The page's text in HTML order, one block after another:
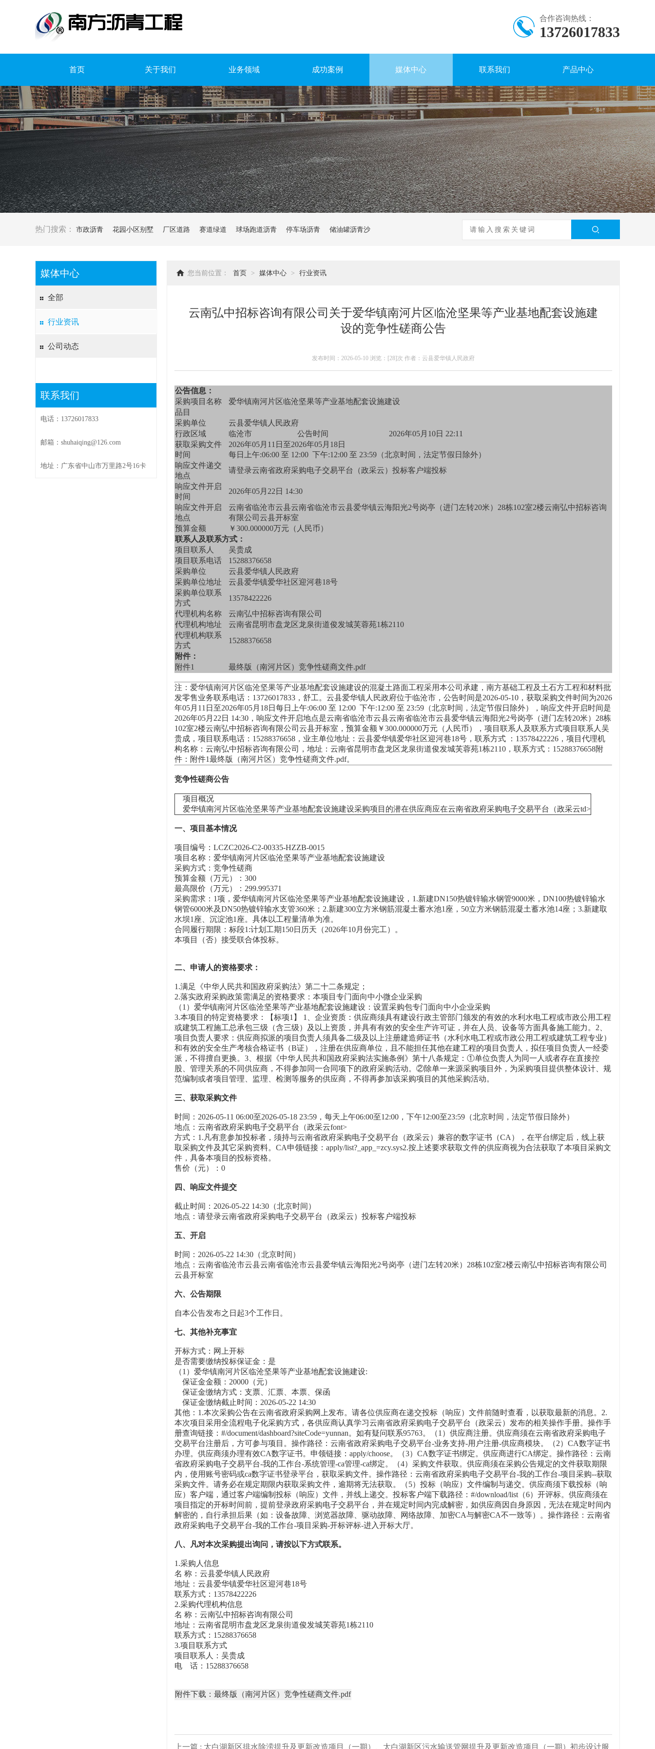
合作咨询热线：
13726017833
首页 关于我们 业务领域 成功案例 媒体中心 联系我们 产品中心
热门搜索： 市政沥青 花园小区别墅 厂区道路 赛道绿道 球场跑道沥青 停车场沥青 储油罐沥青沙
媒体中心
全部
行业资讯
公司动态
联系我们
电话：13726017833
邮箱：shuhaiqing@126.com
地址：广东省中山市万里路2号16卡
您当前位置： 首页 > 媒体中心 > 行业资讯
云南弘中招标咨询有限公司关于爱华镇南河片区临沧坚果等产业基地配套设施建
设的竞争性磋商公告
发布时间：2026-05-10 浏览：[28]次 作者：云县爱华镇人民政府
公告信息：
采购项目名称
爱华镇南河片区临沧坚果等产业基地配套设施建设
品目
采购单位
云县爱华镇人民政府
行政区域
临沧市 公告时间
2026年05月10日 22:11
获取采购文件
时间
2026年05月11日至2026年05月18日
每日上午:06:00 至 12:00 下午:12:00 至 23:59（北京时间，法定节假日除外）
响应文件递交
地点
请登录云南省政府采购电子交易平台（政采云）投标客户端投标
响应文件开启
时间
2026年05月22日 14:30
响应文件开启
地点
云南省临沧市云县云南省临沧市云县爱华镇云海阳光2号岗亭（进门左转20米）28栋102室2楼云南弘中招标咨询
有限公司云县开标室
预算金额
￥300.000000万元（人民币）
联系人及联系方式：
项目联系人
吴贵成
项目联系电话
15288376658
采购单位
云县爱华镇人民政府
采购单位地址
云县爱华镇爱华社区迎河巷18号
采购单位联系
方式
13578422226
代理机构名称
云南弘中招标咨询有限公司
代理机构地址
云南省昆明市盘龙区龙泉街道俊发城芙蓉苑1栋2110
代理机构联系
方式
15288376658
附件：
附件1
最终版（南河片区）竞争性磋商文件.pdf
注：爱华镇南河片区临沧坚果等产业基地配套设施建设的混凝土路面工程采用本公司承建，南方基础工程及土石方工程和材料批
发零售业务联系电话：13726017833，舒工。云县爱华镇人民政府位于临沧市，公告时间是2026-05-10，获取采购文件时间为2026
年05月11日至2026年05月18日每日上午:06:00 至 12:00 下午:12:00 至 23:59（北京时间，法定节假日除外），响应文件开启时间是
2026年05月22日 14:30，响应文件开启地点是云南省临沧市云县云南省临沧市云县爱华镇云海阳光2号岗亭（进门左转20米）28栋
102室2楼云南弘中招标咨询有限公司云县开标室，预算金额￥300.000000万元（人民币），项目联系人及联系方式项目联系人吴
贵成，项目联系电话：15288376658，业主单位地址：云县爱华镇爱华社区迎河巷18号，联系方式 ：13578422226，项目代理机
构名称：云南弘中招标咨询有限公司，地址：云南省昆明市盘龙区龙泉街道俊发城芙蓉苑1栋2110，联系方式：15288376658附
件：附件1最终版（南河片区）竞争性磋商文件.pdf。
竞争性磋商公告
项目概况
爱华镇南河片区临沧坚果等产业基地配套设施建设采购项目的潜在供应商应在云南省政府采购电子交易平台（政采云td>
一、项目基本情况
项目编号：LCZC2026-C2-00335-HZZB-0015
项目名称：爱华镇南河片区临沧坚果等产业基地配套设施建设
采购方式：竞争性磋商
预算金额（万元）：300
最高限价（万元）：299.995371
采购需求：1项，爱华镇南河片区临沧坚果等产业基地配套设施建设，1.新建DN150热镀锌输水钢管9000米，DN100热镀锌输水
钢管6000米及DN50热镀锌输水支管360米；2.新建300立方米钢筋混凝土蓄水池1座，50立方米钢筋混凝土蓄水池14座；3.新建取
水坝1座、沉淀池1座。具体以工程量清单为准。
合同履行期限：标段1:计划工期150日历天（2026年10月份完工）。
本项目（否）接受联合体投标。
二、申请人的资格要求：
1.满足《中华人民共和国政府采购法》第二十二条规定；
2.落实政府采购政策需满足的资格要求：本项目专门面向中小微企业采购
（1）爱华镇南河片区临沧坚果等产业基地配套设施建设：设置采购包专门面向中小企业采购
3.本项目的特定资格要求：【标项1】 1、企业资质：供应商须具有建设行政主管部门颁发的有效的水利水电工程或市政公用工程
或建筑工程施工总承包三级（含三级）及以上资质，并具有有效的安全生产许可证，并在人员、设备等方面具备施工能力。2、
项目负责人要求：供应商拟派的项目负责人须具备二级及以上注册建造师证书（水利水电工程或市政公用工程或建筑工程专业）
和有效的安全生产考核合格证书（B证），注册在供应商单位，且不能担任其他在建工程的项目负责人，拟任项目负责人一经委
派，不得擅自更换。3、根据《中华人民共和国政府采购法实施条例》第十八条规定：①单位负责人为同一人或者存在直接控
股、管理关系的不同供应商，不得参加同一合同项下的政府采购活动。②除单一来源采购项目外，为采购项目提供整体设计、规
范编制或者项目管理、监理、检测等服务的供应商，不得再参加该采购项目的其他采购活动。
三、获取采购文件
时间：2026-05-11 06:00至2026-05-18 23:59，每天上午06:00至12:00，下午12:00至23:59（北京时间，法定节假日除外）
地点：云南省政府采购电子交易平台（政采云font>
方式：1.凡有意参加投标者，须持与云南省政府采购电子交易平台（政采云）兼容的数字证书（CA），在平台绑定后，线上获
取采购文件及其它采购资料。CA申领链接：apply/list?_app_=zcy.sys2.按上述要求获取文件的供应商视为合法获取了本项目采购文
件，具备本项目的投标资格。
售价（元）：0
四、响应文件提交
截止时间：2026-05-22 14:30（北京时间）
地点：请登录云南省政府采购电子交易平台（政采云）投标客户端投标
五、开启
时间：2026-05-22 14:30（北京时间）
地点：云南省临沧市云县云南省临沧市云县爱华镇云海阳光2号岗亭（进门左转20米）28栋102室2楼云南弘中招标咨询有限公司
云县开标室
六、公告期限
自本公告发布之日起3个工作日。
七、其他补充事宜
开标方式：网上开标
是否需要缴纳投标保证金：是
（1）爱华镇南河片区临沧坚果等产业基地配套设施建设:
保证金金额：20000（元）
保证金缴纳方式：支票、汇票、本票、保函
保证金缴纳截止时间：2026-05-22 14:30
其他：1.本次采购公告在云南省政府采购网上发布。请各位供应商在递交投标（响应）文件前随时查看，以获取最新的消息。2.
本次项目采用全流程电子化采购方式，各供应商认真学习云南省政府采购电子交易平台（政采云）发布的相关操作手册。操作手
册查询链接：#/document/dashboard?siteCode=yunnan。如有疑问联系95763。（1）供应商注册。供应商须在云南省政府采购电子
交易平台注册后，方可参与项目。操作路径：云南省政府采购电子交易平台-业务支持-用户注册-供应商模块。（2）CA数字证书
办理。供应商须办理有效CA数字证书。申领链接：apply/choose。（3）CA数字证书绑定。供应商进行CA绑定。操作路径：云南
省政府采购电子交易平台-我的工作台-系统管理-ca管理-ca绑定。（4）采购文件获取。供应商须在采购公告规定的文件获取期限
内，使用账号密码或ca数字证书登录平台，获取采购文件。操作路径：云南省政府采购电子交易平台-我的工作台-项目采购--获取
采购文件。请务必在规定期限内获取采购文件，逾期将无法获取。（5）投标（响应）文件编制与递交。供应商须下载投标（响
应）客户端，通过客户端编制投标（响应）文件，并线上递交。投标客户端下载路径：#/download/list（6）开评标。供应商须在
项目指定的开标时间前，提前登录政府采购电子交易平台，并在规定时间内完成解密，如供应商因自身原因，无法在规定时间内
解密的，自行承担后果（如：设备故障、浏览器故障、驱动故障、网络故障、加密CA与解密CA不一致等）。操作路径：云南省
政府采购电子交易平台-我的工作台-项目采购-开标评标-进入开标大厅。
八、凡对本次采购提出询问，请按以下方式联系。
1.采购人信息
名 称：云县爱华镇人民政府
地址：云县爱华镇爱华社区迎河巷18号
联系方式：13578422226
2.采购代理机构信息
名 称：云南弘中招标咨询有限公司
地址：云南省昆明市盘龙区龙泉街道俊发城芙蓉苑1栋2110
联系方式：15288376658
3.项目联系方式
项目联系人：吴贵成
电 话：15288376658
附件下载：最终版（南河片区）竞争性磋商文件.pdf
上一篇 : 太白湖新区排水除涝提升及更新改造项目（一期）、太白湖新区污水输送管网提升及更新改造项目（一期）初步设计服